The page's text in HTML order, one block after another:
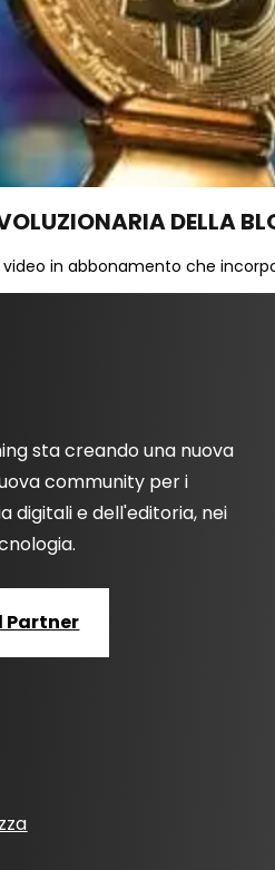
DELLA
video in abbonamento che
sta creando una nuova
community per i
digitali e dell'editoria, nei
Partner